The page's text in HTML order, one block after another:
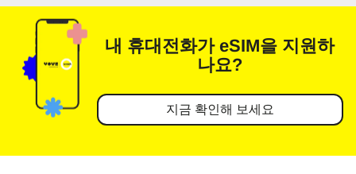
내 휴대전화가eSIM을 지원하
나요?
지금 확인해 보세요